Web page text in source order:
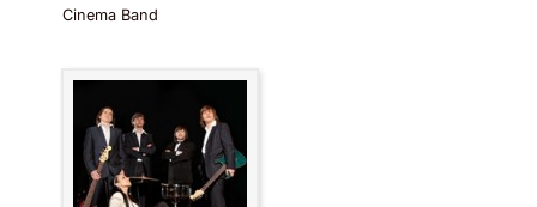
Cinema Band